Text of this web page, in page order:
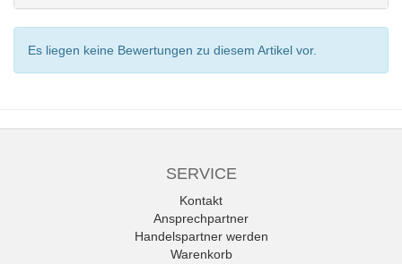
Es liegen keine Bewertungen zu diesem Artikel vor.
SERVICE
Kontakt
Ansprechpartner
Handelspartner werden
Warenkorb